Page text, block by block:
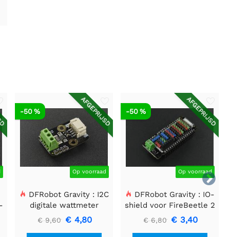

AFGEPRIJSD
Op voorraad
-50 %
DFRobot Gravity : I2C
digitale wattmeter
€ 9,60 € 4,80
AFGEPRIJSD
Op voorraad
-50 %
DFRobot Gravity : IO-
shield voor FireBeetle 2
(ESP32-E/M0)
€ 6,80 € 3,40